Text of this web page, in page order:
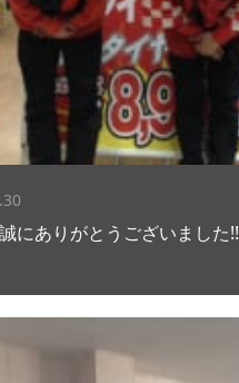
にありがとうございました!!